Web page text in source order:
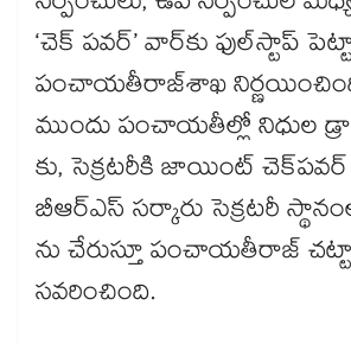
‘చెక్ పవర్’ వార్‌‌‌‌కు ఫుల్​స్టాప్​
పంచాయతీరాజ్​శాఖ
ముందు పంచాయతీల్లో నిధుల
కు, సెక్రటరీకి జాయింట్
బీఆర్ఎస్​ సర్కారు సెక్రటరీ
ను చేరుస్తూ పంచాయతీరాజ్​
సవరించింది.